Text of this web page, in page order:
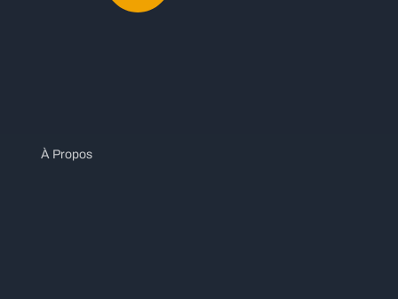
À Propos